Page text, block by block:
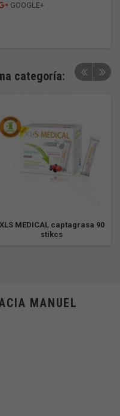
GOOGLE+
categoría:
XLS MEDICAL captagrasa 90
stikcs
MANUEL